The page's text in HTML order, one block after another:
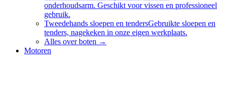
onderhoudsarm. Geschikt voor vissen en professioneel
gebruik.
Tweedehands sloepen en tendersGebruikte sloepen en
tenders, nagekeken in onze eigen werkplaats.
Alles overboten →
Motoren